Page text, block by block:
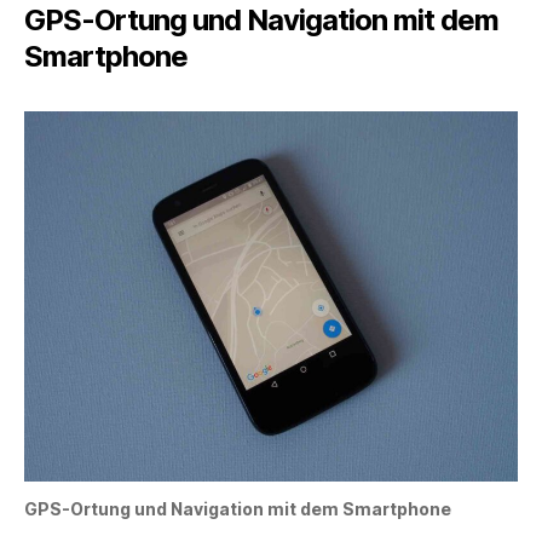
GPS-Ortung und Navigation mit dem
Smartphone
GPS-Ortung und Navigation mit dem Smartphone